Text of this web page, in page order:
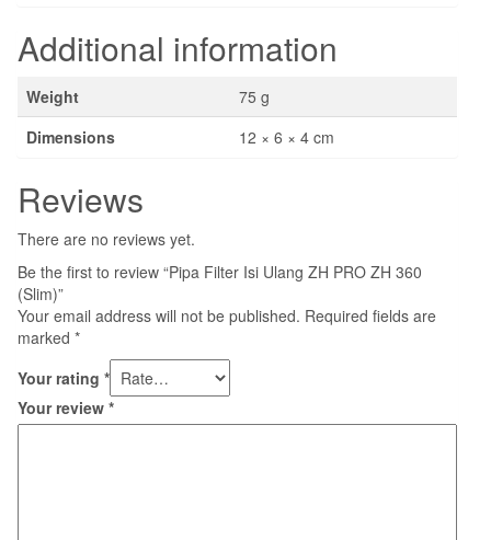
Additional information
Weight
75 g
Dimensions
12 × 6 × 4 cm
Reviews
There are no reviews yet.
Be the first to review “Pipa Filter Isi Ulang ZH PRO ZH 360
(Slim)”
Your email address will not be published. Required fields are
marked *
Your rating *
Your review *